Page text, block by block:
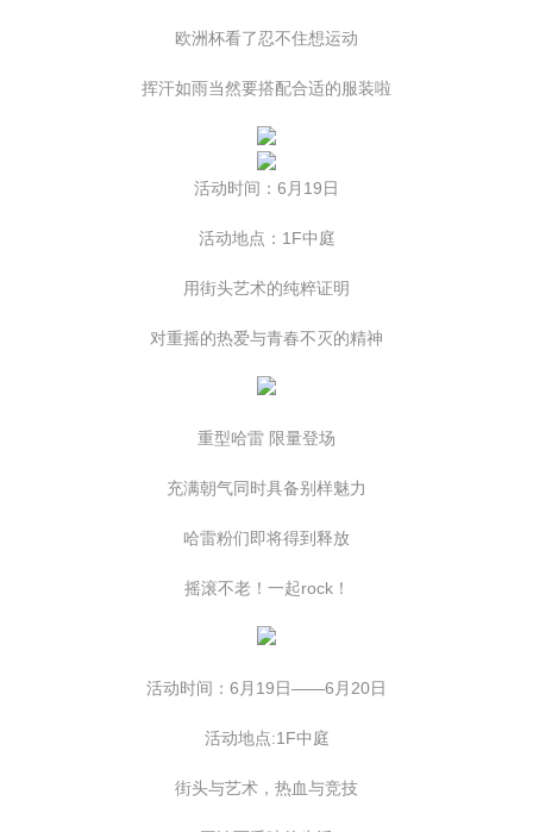
欧洲杯看了忍不住想运动
挥汗如雨当然要搭配合适的服装啦
活动时间：6月19日
活动地点：1F中庭
用街头艺术的纯粹证明
对重摇的热爱与青春不灭的精神
重型哈雷 限量登场
充满朝气同时具备别样魅力
哈雷粉们即将得到释放
摇滚不老！一起rock！
活动时间：6月19日——6月20日
活动地点:1F中庭
街头与艺术，热血与竞技